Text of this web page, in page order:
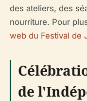
des ateliers, des
nourriture. Pour
web du Festival de
de